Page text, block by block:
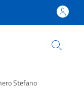
Stefano